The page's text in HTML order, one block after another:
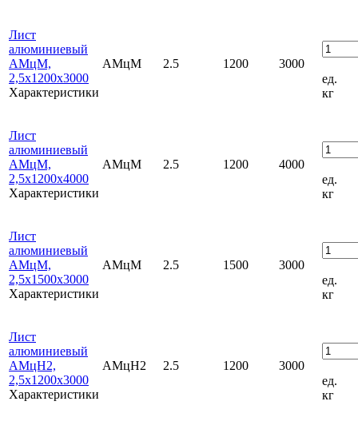
Лист
алюминиевый
АМцМ,
2,5х1200х3000
Характеристики
АМцМ 2.5 1200
3000
ед.
кг
Лист
алюминиевый
АМцМ,
2,5х1200х4000
Характеристики
АМцМ 2.5 1200
4000
ед.
кг
Лист
алюминиевый
АМцМ,
2,5х1500х3000
Характеристики
АМцМ 2.5 1500
3000
ед.
кг
Лист
алюминиевый
АМцН2,
2,5х1200х3000
Характеристики
АМцН2 2.5 1200
3000
ед.
кг